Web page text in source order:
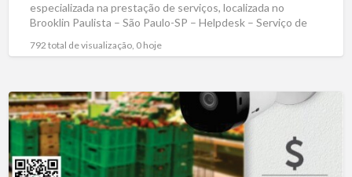
especializada na prestação de serviços, localizada no
Brooklin Paulista – São Paulo-SP – Helpdesk – Serviço de
792 total de visualização, 0 hoje